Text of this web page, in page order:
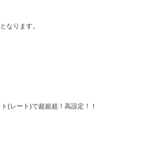
なります。
(レート)で超超超！高設定！！